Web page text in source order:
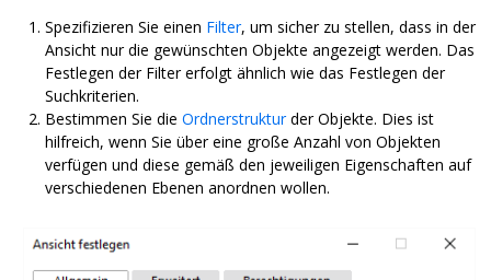
Spezifizieren Sie einen Filter, um sicher zu stellen, dass in der
Ansicht nur die gewünschten Objekte angezeigt werden. Das
Festlegen der Filter erfolgt ähnlich wie das Festlegen der
Suchkriterien.
Bestimmen Sie die Ordnerstrukturder Objekte. Dies ist
hilfreich, wenn Sie über eine große Anzahl von Objekten
verfügen und diese gemäß den jeweiligen Eigenschaften auf
verschiedenen Ebenen anordnen wollen.